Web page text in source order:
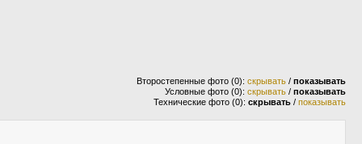
Второстепенные фото (0): скрывать / показывать
Условные фото (0): скрывать / показывать
Технические фото (0): скрывать / показывать